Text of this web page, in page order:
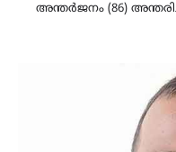
അന്തർജനം (86)